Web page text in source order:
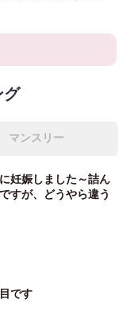
グ
マンスリー
妊娠しました～詰ん
すが、どうやら違う
です